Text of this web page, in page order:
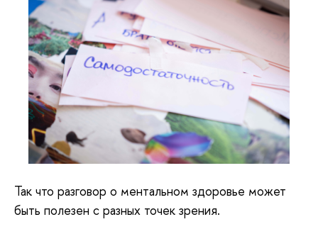
Так что разговор о ментальном здоровье может
быть полезен с разных точек зрения.